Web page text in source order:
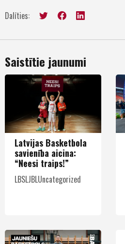
Dalīties:
Saistītie jaunumi
Latvijas Basketbola
savienība aicina:
“Neesi traips!”
LBSLJBLUncategorized